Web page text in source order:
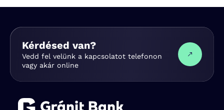
Kérdésed van?
Vedd fel velünk a kapcsolatot telefonon
vagy akár online